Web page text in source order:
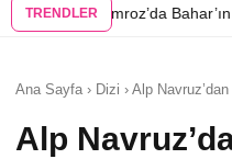
TRENDLER
Bahar’ın afişi yayınlandı•Mert
Ana Sayfa › Dizi › Alp
Alp